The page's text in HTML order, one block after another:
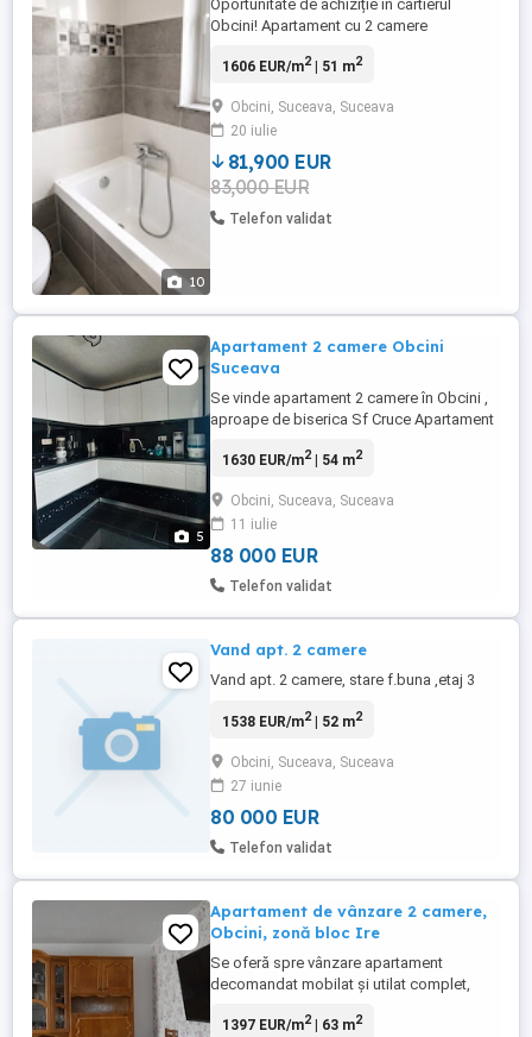
10
Oportunitate de achiziție în cartierul
Obcini! Apartament cu 2 camere
într-un bloc construit în anul 2017 din
compartimentare practică, mobilier
realizat la comandă și se vinde complet
mobilată și utilată, fiind ideală atât ...
1606 EUR/m2| 51 m2
Obcini, Suceava, Suceava
20 iulie
81,900 EUR
83,000 EUR
Telefon validat
5
Apartament 2 camere Obcini
Suceava
Se vinde apartament 2 camere în Obcini ,
aproape de biserica Sf Cruce Apartament
compartimentare practică Se oferă spre
suprafață utilă de 54 mp, situat la etajul 3,
intermediar, într-un imobil bine întreținut.
Locuința ...
1630 EUR/m2| 54 m2
Obcini, Suceava, Suceava
11 iulie
88 000 EUR
Telefon validat
Vand apt. 2 camere
Vand apt. 2 camere, stare f.buna ,etaj 3
1538 EUR/m2| 52 m2
Obcini, Suceava, Suceava
27 iunie
80 000 EUR
Telefon validat
Apartament de vânzare 2 camere,
Obcini, zonă bloc Ire
Se oferă spre vânzare apartament
decomandat mobilat și utilat complet,
la stradă, într-o zonă foarte accesibilă și
1397 EUR/m2| 63 m2